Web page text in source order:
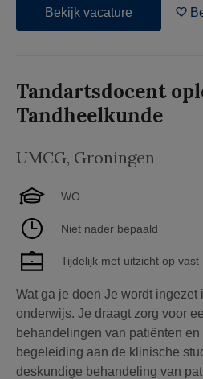
Bekijk vacature
Tandartsdocent
Tandheelkunde
UMCG, Groningen
WO
Niet nader bepaald
Tijdelijk met uitzicht op vast
Wat ga je doen Je wordt ingezet
onderwijs. Je draagt zorg voor
behandelingen van patiënten
begeleiding aan de klinische
deskundige behandeling van